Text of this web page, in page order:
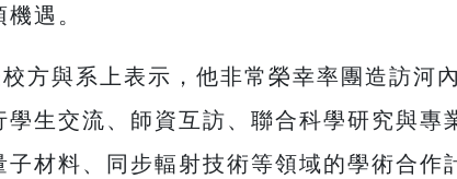
遇。
方與系上表示，他非常榮幸率團造訪河
生交流、師資互訪、聯合科學研究與專
材料、同步輻射技術等領域的學術合作